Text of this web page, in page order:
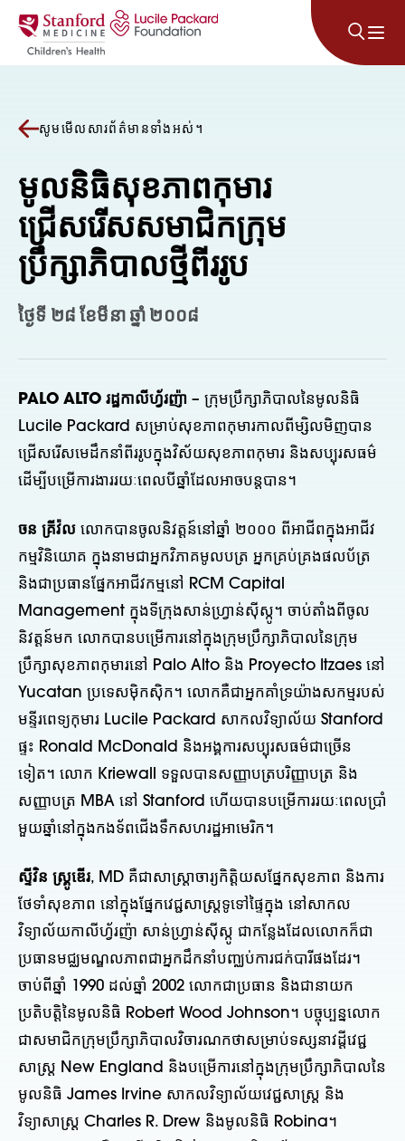
រំលងទៅមាតិកា
សូមមើលសារព័ត៌មានទាំងអស់។
មូលនិធិសុខភាពកុមារ
ជ្រើសរើសសមាជិកក្រុម
ប្រឹក្សាភិបាលថ្មីពីររូប
ថ្ងៃទី ២៨ ខែមីនា ឆ្នាំ ២០០៨
PALO ALTO រដ្ឋកាលីហ្វ័រញ៉ា – ក្រុមប្រឹក្សាភិបាលនៃមូលនិធិ
Lucile Packard សម្រាប់សុខភាពកុមារកាលពីម្សិលមិញបាន
ជ្រើសរើសមេដឹកនាំពីររូបក្នុងវិស័យសុខភាពកុមារ និងសប្បុរសធម៌
ដើម្បីបម្រើការងាររយៈពេលបីឆ្នាំដែលអាចបន្តបាន។
ចន គ្រីវ៉ល លោកបានចូលនិវត្តន៍នៅឆ្នាំ ២០០០ ពីអាជីពក្នុងអាជីវ
កម្មវិនិយោគ ក្នុងនាមជាអ្នកវិភាគមូលបត្រ អ្នកគ្រប់គ្រងផលប័ត្រ
និងជាប្រធានផ្នែកអាជីវកម្មនៅ RCM Capital
Management ក្នុងទីក្រុងសាន់ហ្វ្រាន់ស៊ីស្កូ។ ចាប់តាំងពីចូល
និវត្តន៍មក លោកបានបម្រើការនៅក្នុងក្រុមប្រឹក្សាភិបាលនៃក្រុម
ប្រឹក្សាសុខភាពកុមារនៅ Palo Alto និង Proyecto Itzaes នៅ
Yucatan ប្រទេសម៉ិកស៊ិក។ លោកគឺជាអ្នកគាំទ្រយ៉ាងសកម្មរបស់
មន្ទីរពេទ្យកុមារ Lucile Packard សាកលវិទ្យាល័យ Stanford
ផ្ទះ Ronald McDonald និងអង្គការសប្បុរសធម៌ជាច្រើន
ទៀត។ លោក Kriewall ទទួលបានសញ្ញាបត្របរិញ្ញាបត្រ និង
សញ្ញាបត្រ MBA នៅ Stanford ហើយបានបម្រើការរយៈពេលប្រាំ
មួយឆ្នាំនៅក្នុងកងទ័ពជើងទឹកសហរដ្ឋអាមេរិក។
ស្ទីវិន ស្គ្រូឌើរ, MD គឺជាសាស្ត្រាចារ្យកិត្តិយសផ្នែកសុខភាព និងការ
ថែទាំសុខភាព នៅក្នុងផ្នែកវេជ្ជសាស្ត្រទូទៅផ្ទៃក្នុង នៅសាកល
វិទ្យាល័យកាលីហ្វ័រញ៉ា សាន់ហ្វ្រាន់ស៊ីស្កូ ជាកន្លែងដែលលោកក៏ជា
ប្រធានមជ្ឈមណ្ឌលភាពជាអ្នកដឹកនាំបញ្ឈប់ការជក់បារីផងដែរ។
ចាប់ពីឆ្នាំ 1990 ដល់ឆ្នាំ 2002 លោកជាប្រធាន និងជានាយក
ប្រតិបត្តិនៃមូលនិធិ Robert Wood Johnson។ បច្ចុប្បន្នលោក
ជាសមាជិកក្រុមប្រឹក្សាភិបាលវិចារណកថាសម្រាប់ទស្សនាវដ្តីវេជ្ជ
សាស្ត្រ New England និងបម្រើការនៅក្នុងក្រុមប្រឹក្សាភិបាលនៃ
មូលនិធិ James Irvine សាកលវិទ្យាល័យវេជ្ជសាស្ត្រ និង
វិទ្យាសាស្ត្រ Charles R. Drew និងមូលនិធិ Robina។